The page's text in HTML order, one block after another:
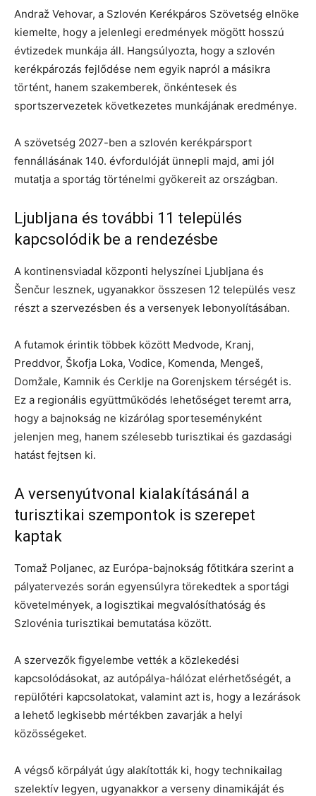
Andraž Vehovar, a Szlovén Kerékpáros Szövetség elnöke
kiemelte, hogy a jelenlegi eredmények mögött hosszú
évtizedek munkája áll. Hangsúlyozta, hogy a szlovén
kerékpározás fejlődése nem egyik napról a másikra
történt, hanem szakemberek, önkéntesek és
sportszervezetek következetes munkájának eredménye.
A szövetség 2027-ben a szlovén kerékpársport
fennállásának 140. évfordulóját ünnepli majd, ami jól
mutatja a sportág történelmi gyökereit az országban.
Ljubljana és további 11 település
kapcsolódik be a rendezésbe
A kontinensviadal központi helyszínei Ljubljana és
Šenčur lesznek, ugyanakkor összesen 12 település vesz
részt a szervezésben és a versenyek lebonyolításában.
A futamok érintik többek között Medvode, Kranj,
Preddvor, Škofja Loka, Vodice, Komenda, Mengeš,
Domžale, Kamnik és Cerklje na Gorenjskem térségét is.
Ez a regionális együttműködés lehetőséget teremt arra,
hogy a bajnokság ne kizárólag sporteseményként
jelenjen meg, hanem szélesebb turisztikai és gazdasági
hatást fejtsen ki.
A versenyútvonal kialakításánál a
turisztikai szempontok is szerepet
kaptak
Tomaž Poljanec, az Európa-bajnokság főtitkára szerint a
pályatervezés során egyensúlyra törekedtek a sportági
követelmények, a logisztikai megvalósíthatóság és
Szlovénia turisztikai bemutatása között.
A szervezők figyelembe vették a közlekedési
kapcsolódásokat, az autópálya-hálózat elérhetőségét, a
repülőtéri kapcsolatokat, valamint azt is, hogy a lezárások
a lehető legkisebb mértékben zavarják a helyi
közösségeket.
A végső körpályát úgy alakították ki, hogy technikailag
szelektív legyen, ugyanakkor a verseny dinamikáját és